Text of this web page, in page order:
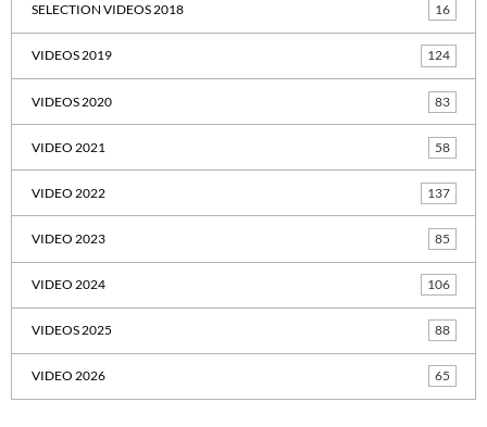
SELECTION VIDEOS 2018 16
VIDEOS 2019 124
VIDEOS 2020 83
VIDEO 2021 58
VIDEO 2022 137
VIDEO 2023 85
VIDEO 2024 106
VIDEOS 2025 88
VIDEO 2026 65